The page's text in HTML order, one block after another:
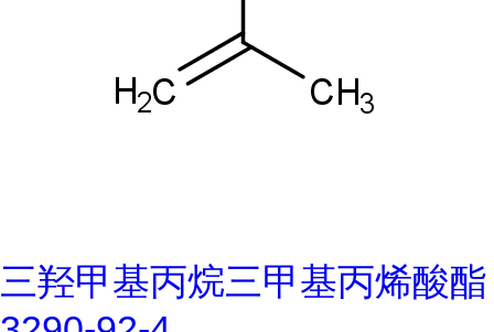
三羟甲基丙烷三甲基丙烯酸酯